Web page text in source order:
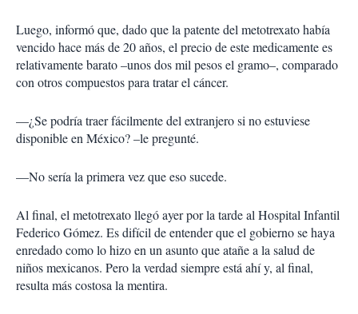
Luego, informó que, dado que la patente del metotrexato había
vencido hace más de 20 años, el precio de este medicamente es
relativamente barato –unos dos mil pesos el gramo–, comparado
con otros compuestos para tratar el cáncer.
—¿Se podría traer fácilmente del extranjero si no estuviese
disponible en México? –le pregunté.
—No sería la primera vez que eso sucede.
Al final, el metotrexato llegó ayer por la tarde al Hospital Infantil
Federico Gómez. Es difícil de entender que el gobierno se haya
enredado como lo hizo en un asunto que atañe a la salud de
niños mexicanos. Pero la verdad siempre está ahí y, al final,
resulta más costosa la mentira.